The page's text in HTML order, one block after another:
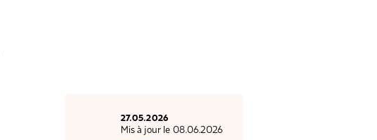
27.05.2026
Mis à jour le 08.06.2026